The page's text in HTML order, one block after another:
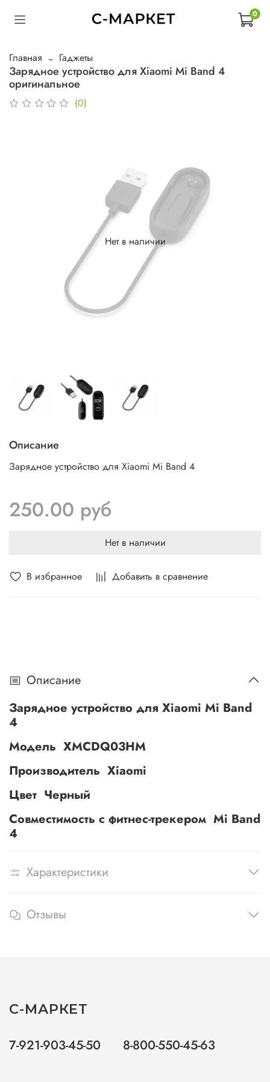
0
Главная Гаджеты
Зарядное устройство для Xiaomi Mi Band 4
оригинальное
(0)
В избранное Добавить в сравнение
Нет в наличии
Описание
Зарядное устройство для Xiaomi Mi Band 4
250.00 руб
Нет в наличии
Описание
Зарядное устройство для Xiaomi Mi Band
4
Модель XMCDQ03HM
Производитель Xiaomi
Цвет Черный
Совместимость с фитнес-трекером Mi Band
4
Характеристики
Отзывы
С-МАРКЕТ
7-921-903-45-50 8-800-550-45-63